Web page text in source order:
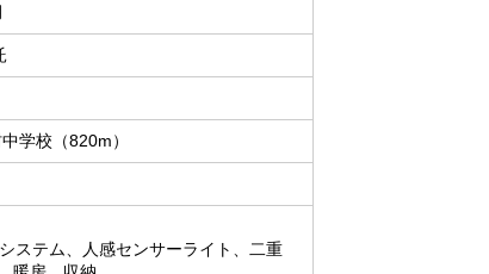
学校（820m）
ステム、人感センサーライト、二重